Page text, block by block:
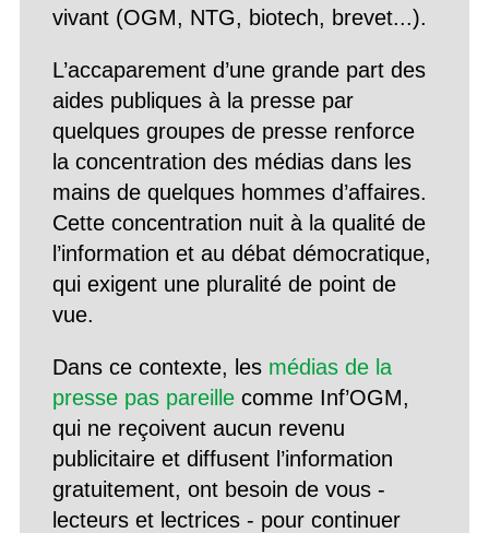
vivant (OGM, NTG, biotech, brevet...).
L’accaparement d’une grande part des
aides publiques à la presse par
quelques groupes de presse renforce
la concentration des médias dans les
mains de quelques hommes d’affaires.
Cette concentration nuit à la qualité de
l’information et au débat démocratique,
qui exigent une pluralité de point de
vue.
Dans ce contexte, les médias de la
presse pas pareillecomme Inf’OGM,
qui ne reçoivent aucun revenu
publicitaire et diffusent l’information
gratuitement, ont besoin de vous -
lecteurs et lectrices - pour continuer